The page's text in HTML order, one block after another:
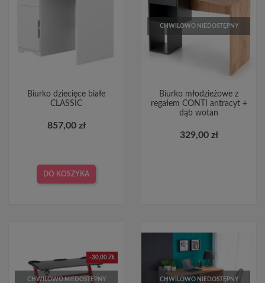
Biurko dziecięce białe
CLASSIC
857,00 zł
DO KOSZYKA
CHWILOWO NIEDOSTĘPNY
Biurko młodzieżowe z
regałem CONTI antracyt +
dąb wotan
329,00 zł
-30,00 ZŁ
CHWILOWO NIEDOSTĘPNY CHWILOWO NIEDOSTĘPNY